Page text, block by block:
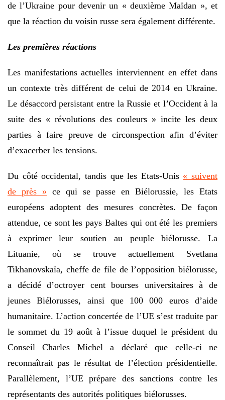
de l’Ukraine pour devenir un « deuxième Maïdan », et
que la réaction du voisin russe sera également différente.
Les premières réactions
Les manifestations actuelles interviennent en effet dans
un contexte très différent de celui de 2014 en Ukraine.
Le désaccord persistant entre la Russie et l’Occident à la
suite des « révolutions des couleurs » incite les deux
parties à faire preuve de circonspection afin d’éviter
d’exacerber les tensions.
Du côté occidental, tandis que les Etats-Unis « suivent
de près » ce qui se passe en Biélorussie, les Etats
européens adoptent des mesures concrètes. De façon
attendue, ce sont les pays Baltes qui ont été les premiers
à exprimer leur soutien au peuple biélorusse. La
Lituanie, où se trouve actuellement Svetlana
Tikhanovskaïa, cheffe de file de l’opposition biélorusse,
a décidé d’octroyer cent bourses universitaires à de
jeunes Biélorusses, ainsi que 100 000 euros d’aide
humanitaire. L’action concertée de l’UE s’est traduite par
le sommet du 19 août à l’issue duquel le président du
Conseil Charles Michel a déclaré que celle-ci ne
reconnaîtrait pas le résultat de l’élection présidentielle.
Parallèlement, l’UE prépare des sanctions contre les
représentants des autorités politiques biélorusses.